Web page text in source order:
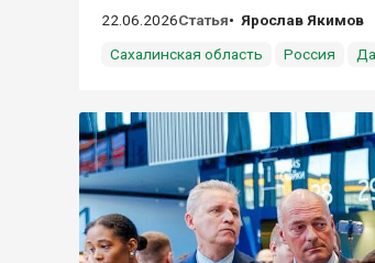
22.06.2026Статья
Ярослав Якимов
Сахалинская область
Россия